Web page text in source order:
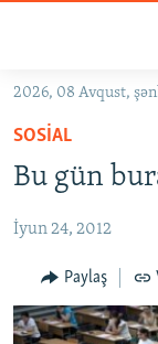
Əsas
qayıt
Əsas
naviqasiyaya
qayıt
GÜNDƏM
KORRUPSIOMETR
#ƏSLINDƏ
FƏRQƏ BAX
QANUNI DOĞRU
2026, 08 Avqust,
SOSIAL
Bu gün
İyun 24, 2012
Paylaş